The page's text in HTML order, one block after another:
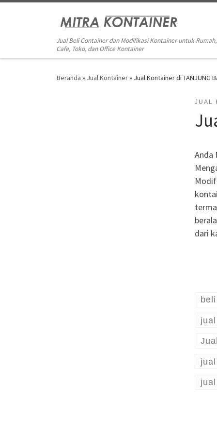
Jual Beli Container dan Modifikasi Kontainer untuk Rumah,
Cafe, Toko, dan Office Kontainer
Beranda » Jual Kontainer» Jual Kontainer di TANJUNG
JUAL
Anda
dari